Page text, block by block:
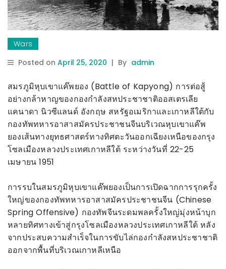
Wars
Posted on April 25, 2020 | By admin
สมรภูมิหุบเขาแค๊พยอง (Battle of Kapyong) การต่อสู้
อย่างกล้าหาญของกองกำลังสหประชาชาติออสเตรเลีย
แคนาดา นิวซีแลนด์ อังกฤษ สหรัฐอเมริกาและเกาหลีใต้กับ
กองทัพทหารอาสาสมัครประชาชนจีนบริเวณหุบเขาแค๊พ
ยองเส้นทางยุทธศาสตร์ทางทิศตะวันออกเฉียงเหนือของกรุง
โซลเมืองหลวงประเทศเกาหลีใต้ ระหว่างวันที่ 22-25
เมษายน 1951
การรบในสมรภูมิหุบเขาแค๊พยองเป็นการเปิดฉากการรุกครั้ง
ใหญ่ของกองทัพทหารอาสาสมัครประชาชนจีน (Chinese
Spring Offensive) กองทัพจีนระดมพลครั้งใหญ่มุ่งหน้าบุก
หลายทิศทางเข้าสู่กรุงโซลเมืองหลวงประเทศเกาหลีใต้ หลัง
จากประสบความสำเร็จในการขับไล่กองกำลังสหประชาชาติ
ออกจากพื้นที่บริเวณเกาหลีเหนือ